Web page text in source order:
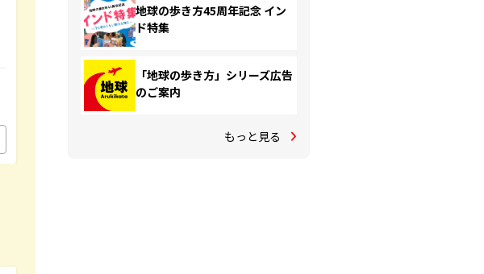
地球の歩き方45周年記念 イン
ド特集
「地球の歩き方」シリーズ広告
のご案内
もっと見る